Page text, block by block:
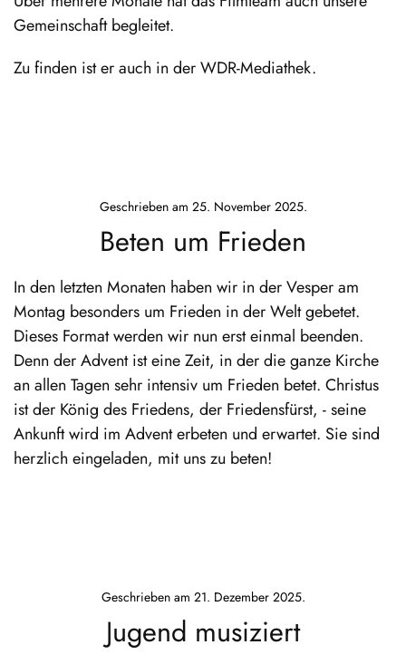
Gemeinschaft begleitet.
Zu finden ist er auch in der WDR-Mediathek.
Geschrieben am 25. November 2025.
Beten um Frieden
In den letzten Monaten haben wir in der Vesper am
Montag besonders um Frieden in der Welt gebetet.
Dieses Format werden wir nun erst einmal beenden.
Denn der Advent ist eine Zeit, in der die ganze Kirche
an allen Tagen sehr intensiv um Frieden betet. Christus
ist der König des Friedens, der Friedensfürst, - seine
Ankunft wird im Advent erbeten und erwartet. Sie sind
herzlich eingeladen, mit uns zu beten!
Geschrieben am 21. Dezember 2025.
Jugend musiziert